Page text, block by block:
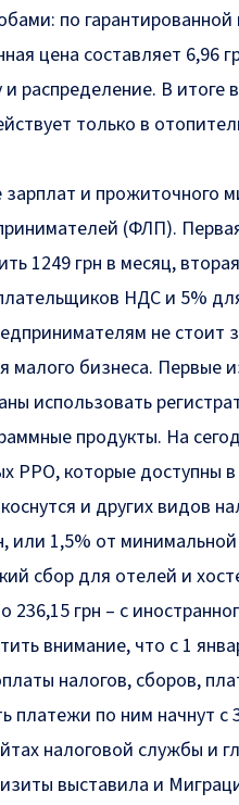
по
цена составляет 6,96
и распределение. В итоге
только в
и прожиточного
(ФЛП).
1249 грн в месяц,
НДС и 5%
не стоит
малого бизнеса. Первые
использовать
продукты. На
РРО, которые доступны
и других видов
, или 1,5% от
сбор для отелей и
236,15 грн – с
внимание, что с 1
налогов, сборов,
платежи по ним начнут
налоговой службы и
выставила и